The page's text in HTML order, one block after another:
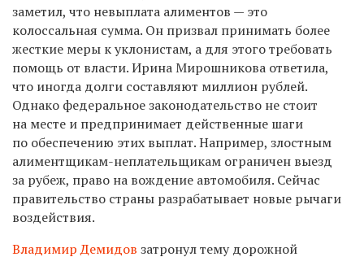
заметил, что невыплата алиментов — это
колоссальная сумма. Он призвал принимать более
жесткие меры к уклонистам, а для этого требовать
помощь от власти. Ирина Мирошникова ответила,
что иногда долги составляют миллион рублей.
Однако федеральное законодательство не стоит
на месте и предпринимает действенные шаги
по обеспечению этих выплат. Например, злостным
алиментщикам-неплательщикам ограничен выезд
за рубеж, право на вождение автомобиля. Сейчас
правительство страны разрабатывает новые рычаги
воздействия.
Владимир Демидов затронул тему дорожной